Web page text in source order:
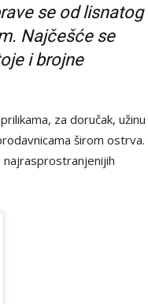
se od lisnatog
Najčešće se
i brojne
za doručak, užinu
širom ostrva.